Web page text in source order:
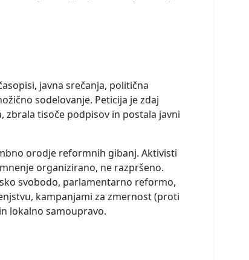
javna srečanja, politična
sodelovanje. Peticija je zdaj
zbrala tisoče podpisov in postala javni
orodje reformnih gibanj. Aktivisti
organizirano, ne razpršeno.
svobodo, parlamentarno reformo,
kampanjami za zmernost (proti
lokalno samoupravo.